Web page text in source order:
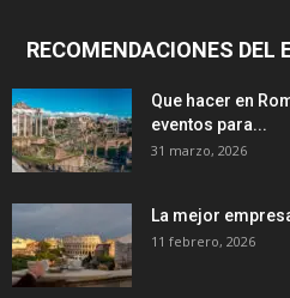
RECOMENDACIONES DEL
Que hacer en
eventos para...
31 marzo, 2026
La mejor
11 febrero, 2026